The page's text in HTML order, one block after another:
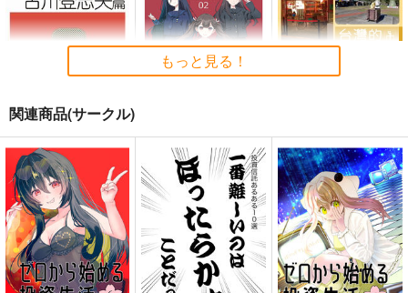
僕らを育てた声 古川
登志夫篇
アンド・ナウの会
1,572円（税込）
オリジナル
サンプル
廃版旧制服図鑑総集編
02
麒麟堂
3,960 円（税込）
評論・研究
サンプル
台湾的旅遊風景 台北
近郊的風景2023-2026
千屋通信所
550円（税込）
旅行・ルポ作品
サンプル
もっと見る！
関連商品(サークル)